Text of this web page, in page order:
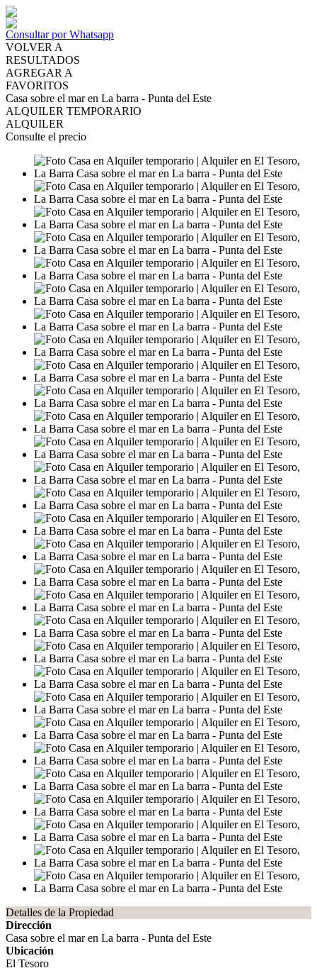
Consultar por Whatsapp
VOLVER A
RESULTADOS
AGREGAR A
FAVORITOS
Casa sobre el mar en La barra - Punta del Este
ALQUILER TEMPORARIO
ALQUILER
Consulte el precio
Detalles de la Propiedad
Dirección
Casa sobre el mar en La barra - Punta del Este
Ubicación
El Tesoro